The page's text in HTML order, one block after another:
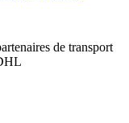
de transport